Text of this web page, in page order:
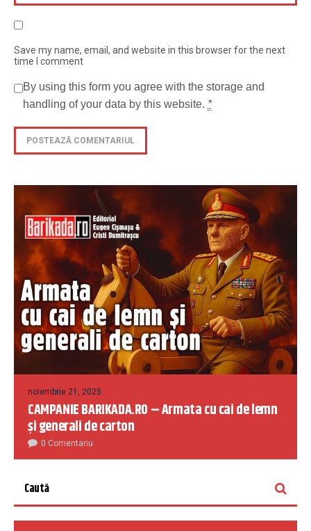
Save my name, email, and website in this browser for the next
time I comment
By using this form you agree with the storage and
handling of your data by this website. *
noiembrie 21, 2025
CAMPANIE BARIKADA.RO – Armata cu cai de lemn
și generali de carton
0 Comentariu